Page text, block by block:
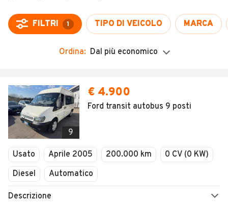
Auto Km 0
Auto Nuove
Noleggio a lungo termine
Moto
Camper
Veicoli Commerciali
Concessionari
ACCEDI
Ordina: Dal più economico
9
€ 4.900
Ford transit autobus 9 posti
Usato Aprile 2005 200.000 km
0 CV (0 KW)
Diesel
Automatico
Descrizione